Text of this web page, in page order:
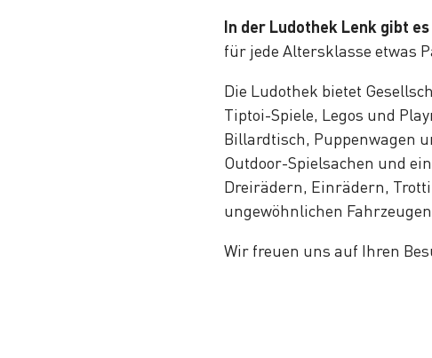
In der Ludothek Lenk gibt
für jede Altersklasse etwas
Die Ludothek bietet
Tiptoi-Spiele, Legos und
Billardtisch, Puppenwagen
Outdoor-Spielsachen und
Dreirädern, Einrädern,
ungewöhnlichen
Wir freuen uns auf Ihren